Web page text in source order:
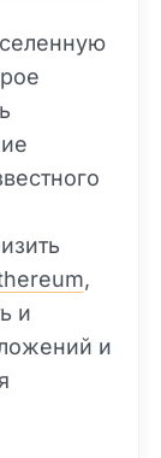
,
и
и